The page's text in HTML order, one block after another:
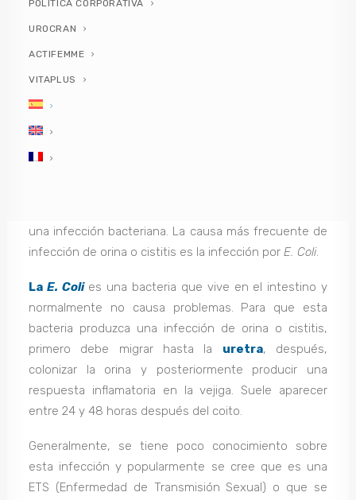
POLÍTICA CORPORATIVA
UROCRAN
ACTIFEMME
VITAPLUS
una infección bacteriana. La causa más frecuente de
infección de orina o cistitis es la infección por E. Coli.
La E. Colies una bacteria que vive en el intestino y
normalmente no causa problemas. Para que esta
bacteria produzca una infección de orina o cistitis,
primero debe migrar hasta la uretra, después,
colonizar la orina y posteriormente producir una
respuesta inflamatoria en la vejiga. Suele aparecer
entre 24 y 48 horas después del coito.
Generalmente, se tiene poco conocimiento sobre
esta infección y popularmente se cree que es una
ETS (Enfermedad de Transmisión Sexual) o que se